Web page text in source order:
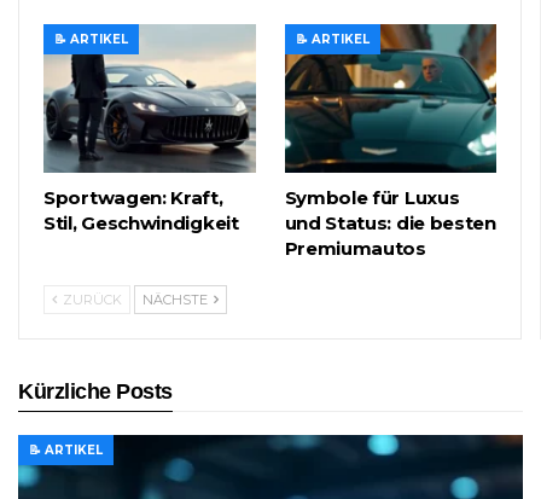
📝 ARTIKEL
Sportwagen: Kraft,
Stil, Geschwindigkeit
📝 ARTIKEL
Symbole für Luxus
und Status: die besten
Premiumautos
ZURÜCK NÄCHSTE
Kürzliche Posts
📝 ARTIKEL